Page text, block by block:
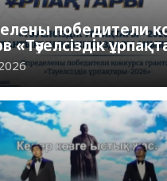
победители
«Тәуелсіздік